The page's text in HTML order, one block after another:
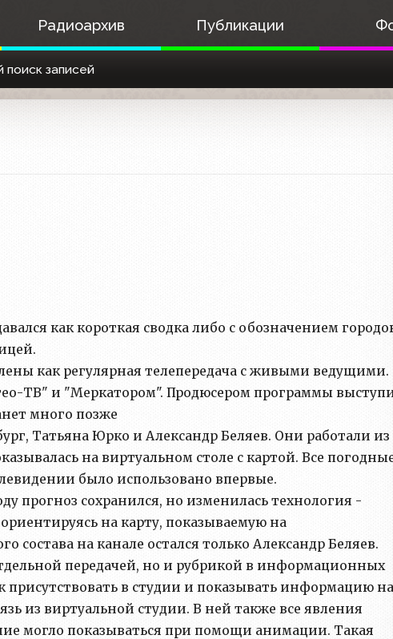
Радиоархив Публикации
записей
как короткая сводка либо с обозначением
как регулярная телепередача с живыми ведущими.
ТВ" и "Меркатором". Продюсером программы
много позже
Татьяна Юрко и Александр Беляев. Они работали из
на виртуальном столе с картой. Все
было использовано впервые.
прогноз сохранился, но изменилась технология -
на карту, показываемую на
состава на канале остался только Александр Беляев.
передачей, но и рубрикой в информационных
присутствовать в студии и показывать информацию на
из виртуальной студии. В ней также все явления
могло показываться при помощи анимации. Такая